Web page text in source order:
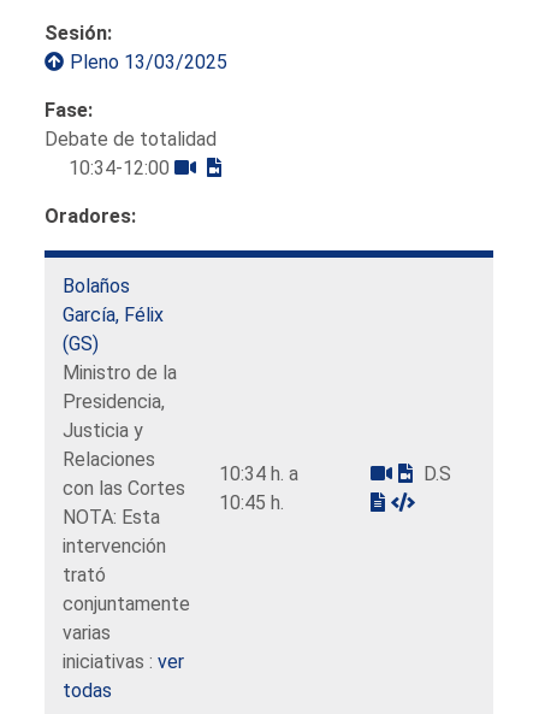
Sesión:
Pleno 13/03/2025
Fase:
Debate de totalidad
10:34-12:00
Oradores:
Bolaños
García, Félix
(GS)
Ministro de la
Presidencia,
Justicia y
Relaciones
con las Cortes
NOTA: Esta
intervención
trató
conjuntamente
varias
iniciativas :ver
todas
10:34 h. a
10:45 h.
D.S